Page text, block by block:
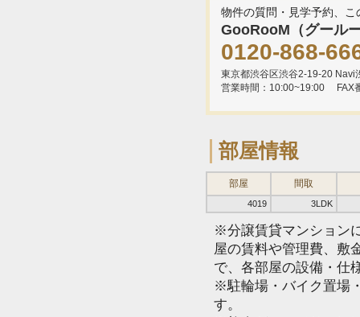
物件の質問・見学予約、
GooRooM（グール
0120-868-
東京都渋谷区渋谷2-19-20 Navi
営業時間：10:00~19:00
FAX
部屋情報
部屋 間取
4019 3LDK
※分譲賃貸マンション
屋の賃料や管理費、敷
で、各部屋の設備・仕
※駐輪場・バイク置場
す。